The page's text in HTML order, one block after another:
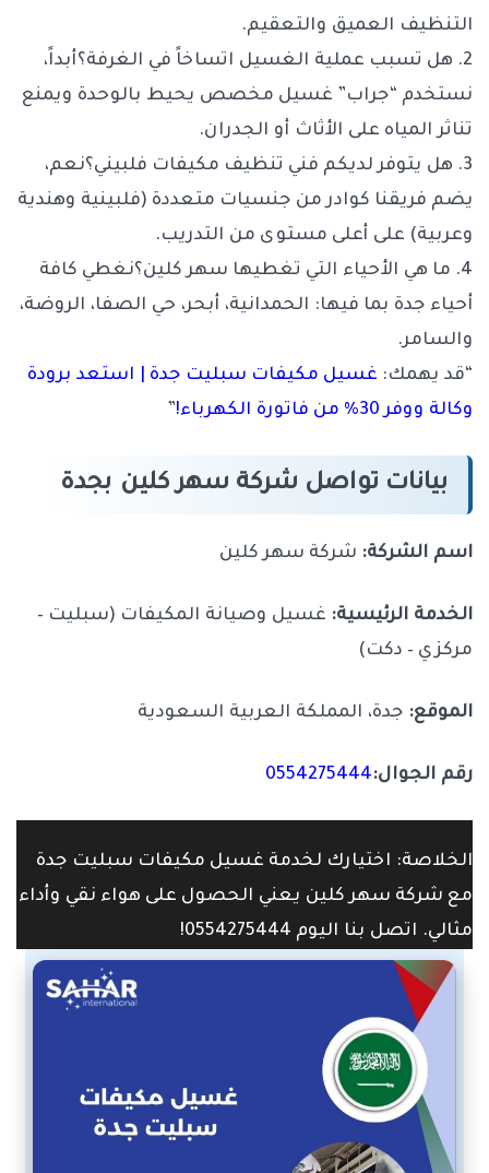
التنظيف العميق والتعقيم.
2. هل تسبب عملية الغسيل اتساخاً في الغرفة؟
أبداً،
نستخدم “جراب” غسيل مخصص يحيط بالوحدة ويمنع
تناثر المياه على الأثاث أو الجدران.
3. هل يتوفر لديكم فني تنظيف مكيفات فلبيني؟
نعم،
يضم فريقنا كوادر من جنسيات متعددة (فلبينية وهندية
وعربية) على أعلى مستوى من التدريب.
4. ما هي الأحياء التي تغطيها سهر كلين؟
نغطي كافة
أحياء جدة بما فيها: الحمدانية، أبحر، حي الصفا، الروضة،
والسامر.
“قد يهمك: غسيل مكيفات سبليت جدة | استعد برودة
وكالة ووفر 30% من فاتورة الكهرباء!
”
بيانات تواصل شركة سهر كلين بجدة
اسم الشركة: شركة سهر كلين
الخدمة الرئيسية: غسيل وصيانة المكيفات (سبليت –
مركزي – دكت)
الموقع: جدة، المملكة العربية السعودية
رقم الجوال:0554275444
الخلاصة: اختيارك لخدمة غسيل مكيفات سبليت جدة
مع شركة سهر كلين يعني الحصول على هواء نقي وأداء
مثالي. اتصل بنا اليوم 0554275444!